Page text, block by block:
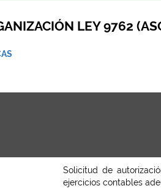
LEY 9762
Solicitud de
ejercicios contables